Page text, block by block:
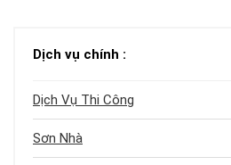
Dịch vụ chính :
Dịch Vụ Thi Công
Sơn Nhà